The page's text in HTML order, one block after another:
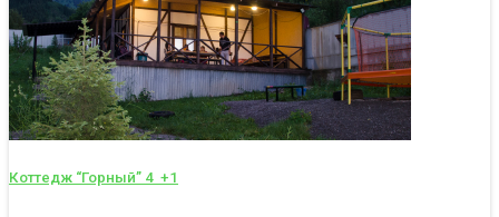
Коттедж “Горный” 4 +1